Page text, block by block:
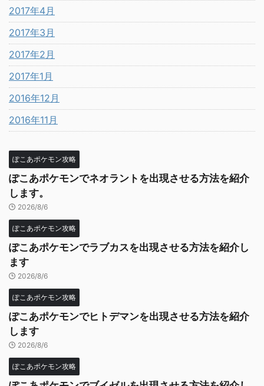
2017年4月
2017年3月
2017年2月
2017年1月
2016年12月
2016年11月
ぽこあポケモン攻略
ぽこあポケモンでネオラントを出現させる方法を紹介
します。
2026/8/6
ぽこあポケモン攻略
ぽこあポケモンでラブカスを出現させる方法を紹介し
ます
2026/8/6
ぽこあポケモン攻略
ぽこあポケモンでヒトデマンを出現させる方法を紹介
します
2026/8/6
ぽこあポケモン攻略